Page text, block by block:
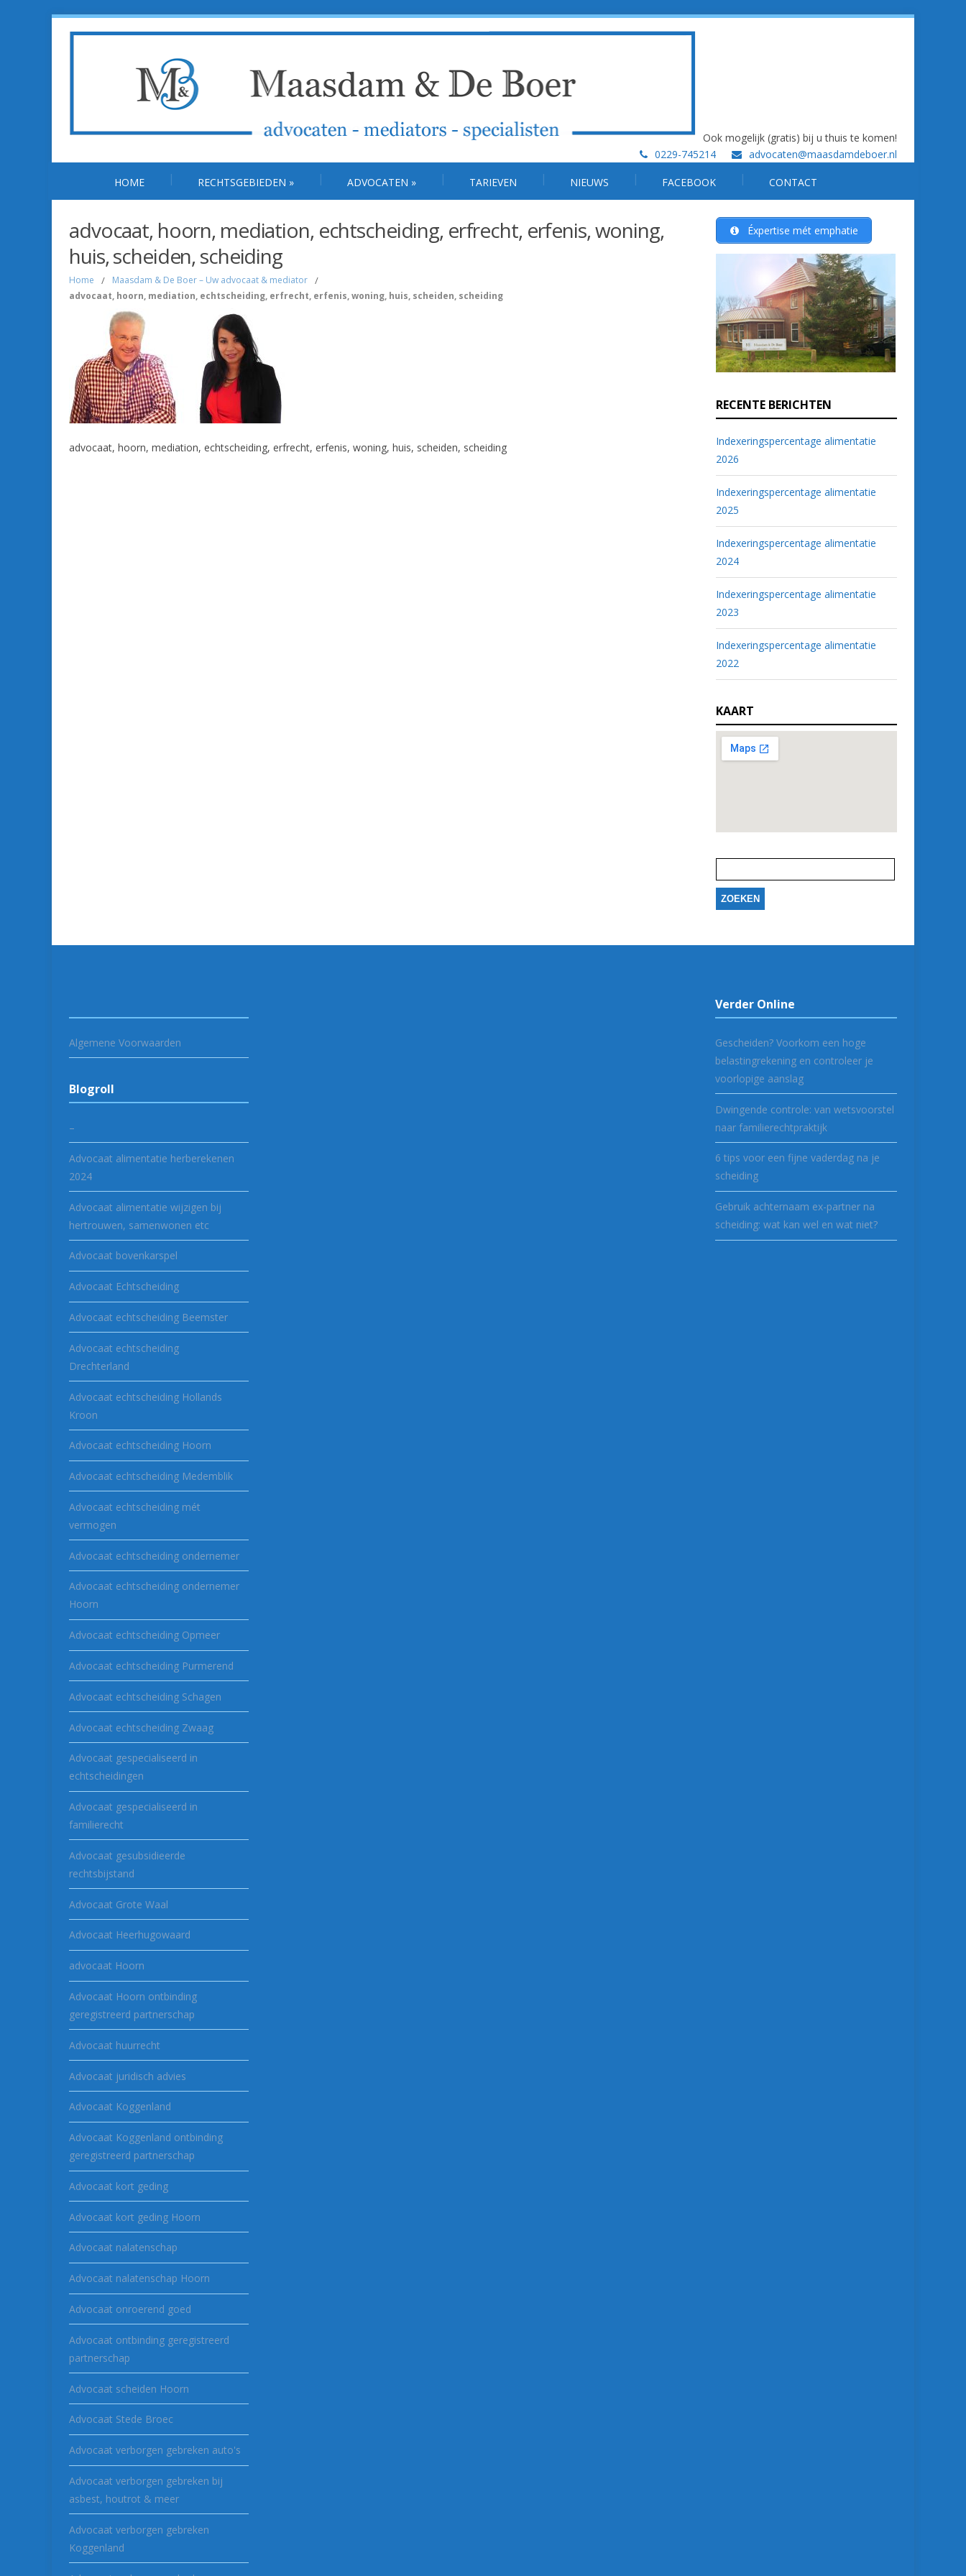
Ook mogelijk (gratis) bij u thuis te komen!
0229-745214
advocaten@maasdamdeboer.nl
HOME RECHTSGEBIEDEN » ADVOCATEN » TARIEVEN NIEUWS FACEBOOK CONTACT
advocaat, hoorn, mediation, echtscheiding, erfrecht, erfenis, woning,
huis, scheiden, scheiding
Home / Maasdam & De Boer – Uw advocaat & mediator /
advocaat, hoorn, mediation, echtscheiding, erfrecht, erfenis, woning, huis, scheiden, scheiding
advocaat, hoorn, mediation, echtscheiding, erfrecht, erfenis, woning, huis, scheiden, scheiding
Éxpertise mét emphatie
RECENTE BERICHTEN
Indexeringspercentage alimentatie
2026
Indexeringspercentage alimentatie
2025
Indexeringspercentage alimentatie
2024
Indexeringspercentage alimentatie
2023
Indexeringspercentage alimentatie
2022
KAART
naar:
Algemene Voorwaarden
Blogroll
–
Advocaat alimentatie herberekenen
2024
Advocaat alimentatie wijzigen bij
hertrouwen, samenwonen etc
Advocaat bovenkarspel
Advocaat Echtscheiding
Advocaat echtscheiding Beemster
Advocaat echtscheiding
Drechterland
Advocaat echtscheiding Hollands
Kroon
Advocaat echtscheiding Hoorn
Advocaat echtscheiding Medemblik
Advocaat echtscheiding mét
vermogen
Advocaat echtscheiding ondernemer
Advocaat echtscheiding ondernemer
Hoorn
Advocaat echtscheiding Opmeer
Advocaat echtscheiding Purmerend
Advocaat echtscheiding Schagen
Advocaat echtscheiding Zwaag
Advocaat gespecialiseerd in
echtscheidingen
Advocaat gespecialiseerd in
familierecht
Advocaat gesubsidieerde
rechtsbijstand
Advocaat Grote Waal
Advocaat Heerhugowaard
advocaat Hoorn
Advocaat Hoorn ontbinding
geregistreerd partnerschap
Advocaat huurrecht
Advocaat juridisch advies
Advocaat Koggenland
Advocaat Koggenland ontbinding
geregistreerd partnerschap
Advocaat kort geding
Advocaat kort geding Hoorn
Advocaat nalatenschap
Advocaat nalatenschap Hoorn
Advocaat onroerend goed
Advocaat ontbinding geregistreerd
partnerschap
Advocaat scheiden Hoorn
Advocaat Stede Broec
Advocaat verborgen gebreken auto's
Advocaat verborgen gebreken bij
asbest, houtrot & meer
Advocaat verborgen gebreken
Koggenland
Verder Online
Gescheiden? Voorkom een hoge
belastingrekening en controleer je
voorlopige aanslag
Dwingende controle: van wetsvoorstel
naar familierechtpraktijk
6 tips voor een fijne vaderdag na je
scheiding
Gebruik achternaam ex-partner na
scheiding: wat kan wel en wat niet?